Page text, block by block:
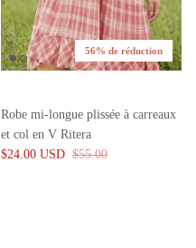
56% de réduction
Robe mi-longue plissée à carreaux
et col en V Ritera
$24.00 USD $55.00